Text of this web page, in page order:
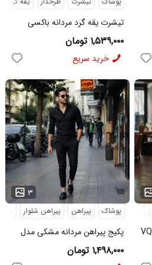
تیشرت یقه گرد مردانه باکسی
طرحدار مچینست سبز
Balenciaga مدل 50944
۱,۵۳۹,۰۰۰ تومان
خرید سریع
۳
پوشاک پیراهن پیراهن شلوار
پکیج پیراهن مردانه مشکی مدل
VQ شلوار مردانه مشکی مدل
MOBIN
۱,۴۹۸,۰۰۰ تومان
شلوار مردانه
پکیج پیراهن مردانه سفید مدل VQ